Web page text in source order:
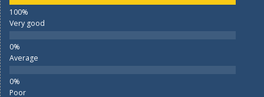
Very good
Average
Poor